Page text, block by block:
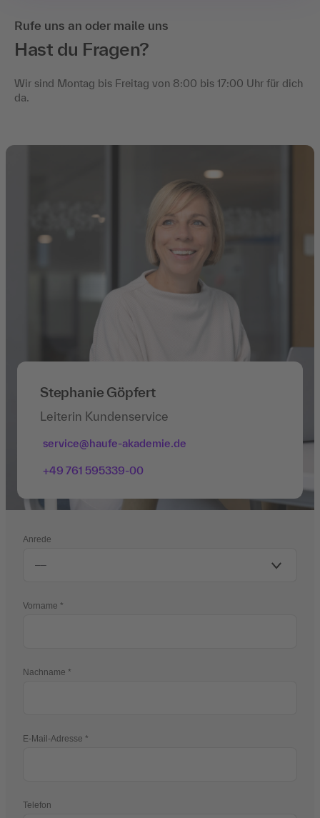
Rufe uns an oder maile uns
Hast du Fragen?
Wir sind Montag bis Freitag von 8:00 bis 17:00 Uhr für dich
da.
Stephanie Göpfert
Leiterin Kundenservice
service@haufe-akademie.de
+49 761 595339-00
Anrede
Vorname
Nachname
E-Mail-Adresse
Telefon